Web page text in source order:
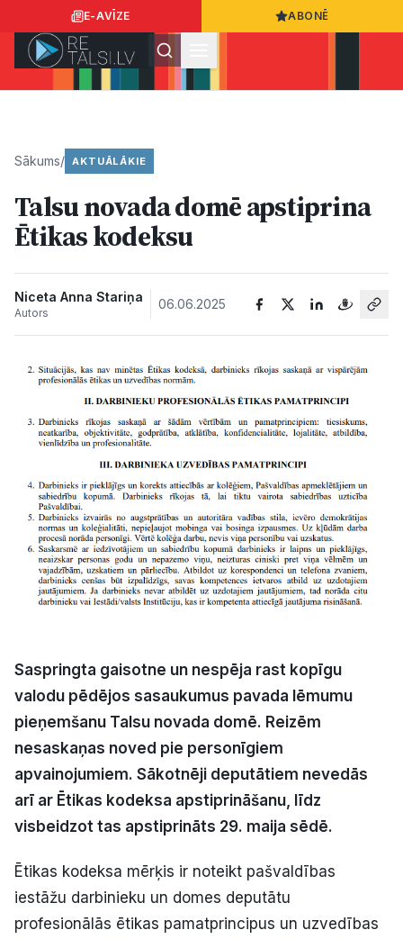
E-AVĪZE ABONĒ
Ziņas
Dzīvesstils
Sports
Kultūra
Bizness
Video
Vieta
Sludinājumi
Reklāma
Politiskā reklāma
Par mums
Kontakti
Sākums/ AKTUĀLĀKIE
Talsu novada domē apstiprina
Ētikas kodeksu
Niceta Anna Stariņa
Autors
06.06.2025
Saspringta gaisotne un nespēja rast kopīgu
valodu pēdējos sasaukumus pavada lēmumu
pieņemšanu Talsu novada domē. Reizēm
nesaskaņas noved pie personīgiem
apvainojumiem. Sākotnēji deputātiem nevedās
arī ar Ētikas kodeksa apstiprināšanu, līdz
visbeidzot tas apstiprināts 29. maija sēdē.
Ētikas kodeksa mērķis ir noteikt pašvaldības
iestāžu darbinieku un domes deputātu
profesionālās ētikas pamatprincipus un uzvedības